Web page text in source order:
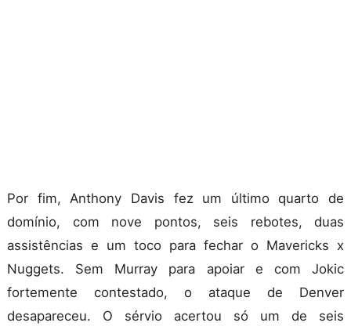
Por fim, Anthony Davis fez um último quarto de
domínio, com nove pontos, seis rebotes, duas
assistências e um toco para fechar o Mavericks x
Nuggets. Sem Murray para apoiar e com Jokic
fortemente contestado, o ataque de Denver
desapareceu. O sérvio acertou só um de seis